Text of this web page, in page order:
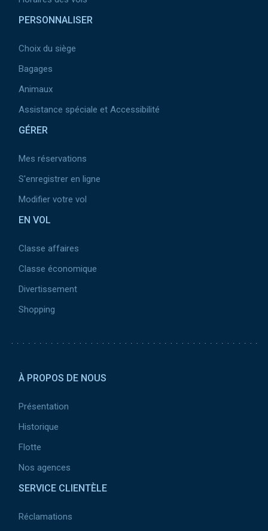
PERSONNALISER
Choix du siège
Bagages
Animaux
Assistance spéciale et Accessibilité
GÉRER
Mes réservations
S'enregistrer en ligne
Modifier votre vol
EN VOL
Classe affaires
Classe économique
Divertissement
Shopping
À PROPOS DE NOUS
Présentation
Historique
Flotte
Nos agences
SERVICE CLIENTÈLE
Réclamations